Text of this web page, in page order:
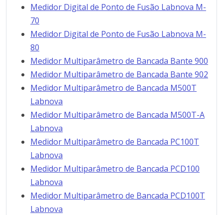
Medidor Digital de Ponto de Fusão Labnova M-
70
Medidor Digital de Ponto de Fusão Labnova M-
80
Medidor Multiparâmetro de Bancada Bante 900
Medidor Multiparâmetro de Bancada Bante 902
Medidor Multiparâmetro de Bancada M500T
Labnova
Medidor Multiparâmetro de Bancada M500T-A
Labnova
Medidor Multiparâmetro de Bancada PC100T
Labnova
Medidor Multiparâmetro de Bancada PCD100
Labnova
Medidor Multiparâmetro de Bancada PCD100T
Labnova